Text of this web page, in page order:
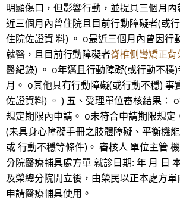
明顯傷口，但影響行動，並提具三個月
近三個月內曾住院且目前行動障礙者(或
住院佐證資 料) 。 o最近三個月內曾因行
就醫，且目前行動障礙者脊椎側彎矯正背
醫紀錄) 。 o年邁且行動障礙(或行動不穩
月。 o其他具有行動障礙(或行動不穩) 事
佐證資料) 。 ) 五、受理單位審核結果：
規定期限內申請。 o未符合申請期限規
(未具身心障礙手冊之肢體障礙、平衡機
或 行動不穩等條件)。 審核人 單位主管
分院醫療輔具處方單 就診日期: 年 月 日
及榮總分院開立後，由榮民以正本處方
申請醫療輔具使用。